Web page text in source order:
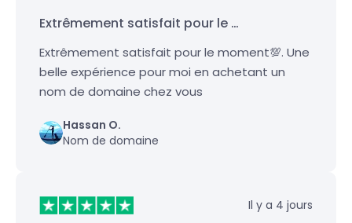
Extrêmement satisfait pour le …
Extrêmement satisfait pour le moment💯. Une
belle expérience pour moi en achetant un
nom de domaine chez vous
Hassan O.
Nom de domaine
Il y a 4 jours